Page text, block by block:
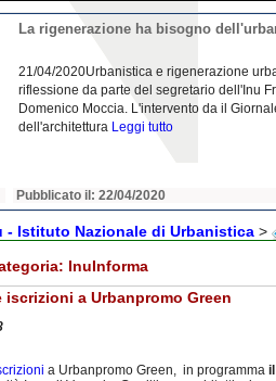
La rigenerazione ha bisogno
21/04/2020Urbanistica e rigenerazione
riflessione da parte del segretario dell'Inu
Domenico Moccia. L'intervento da il
dell'architettura Leggi tutto
Pubblicato il: 22/04/2020
- Istituto Nazionale di Urbanistica >
InuInforma
iscrizioni a Urbanpromo Green
a Urbanpromo Green, in programma